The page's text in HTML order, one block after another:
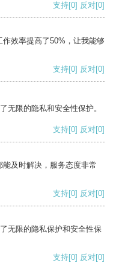
支持[0] 反对[0]
效率提高了50%，让我能够
支持[0] 反对[0]
无限的隐私和安全性保护。
支持[0] 反对[0]
及时解决，服务态度非常
支持[0] 反对[0]
无限的隐私保护和安全性保
支持[0] 反对[0]